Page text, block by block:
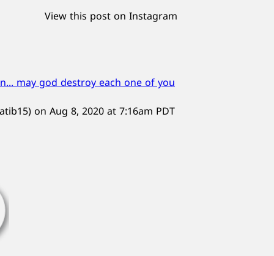
View this post on Instagram
may god destroy each one of you
onAug 8, 2020 at 7:16am PDT